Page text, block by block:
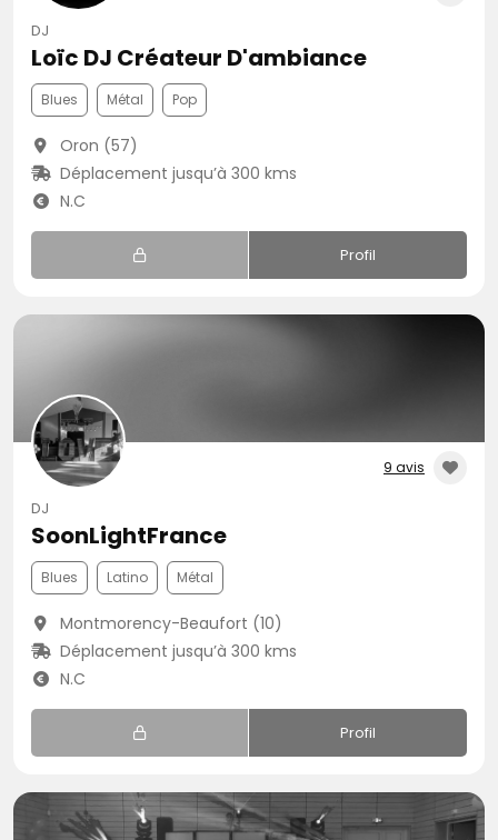
DJ
Loïc DJ Créateur D'ambiance
Blues Métal Pop
Oron (57)
Déplacement jusqu’à 300 kms
N.C
Profil
9 avis
DJ
SoonLightFrance
Blues Latino Métal
Montmorency-Beaufort (10)
Déplacement jusqu’à 300 kms
N.C
Profil